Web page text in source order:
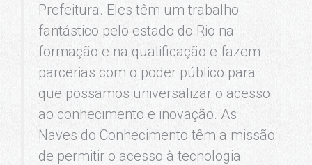
Prefeitura. Eles têm um trabalho
fantástico pelo estado do Rio na
formação e na qualificação e fazem
parcerias com o poder público para
que possamos universalizar o acesso
ao conhecimento e inovação. As
Naves do Conhecimento têm a missão
de permitir o acesso à tecnologia